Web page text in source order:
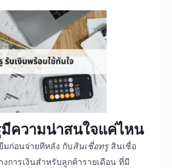
มีความน่าสนใจแค่ไหน
มก่อนจ่ายทีหลัง กับสินเชื่อทรู สินเชื่อ
งการเงินสำหรับลูกค้ารายเดือน ที่มี